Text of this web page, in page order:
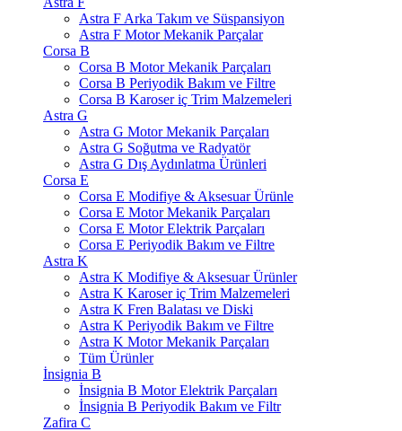
Astra F Arka Takım ve Süspansiyon
Astra F Motor Mekanik Parçalar
Corsa B
Corsa B Motor Mekanik Parçaları
Corsa B Periyodik Bakım ve Filtre
Corsa B Karoser iç Trim Malzemeleri
Astra G
Astra G Motor Mekanik Parçaları
Astra G Soğutma ve Radyatör
Astra G Dış Aydınlatma Ürünleri
Corsa E
Corsa E Modifiye & Aksesuar Ürünle
Corsa E Motor Mekanik Parçaları
Corsa E Motor Elektrik Parçaları
Corsa E Periyodik Bakım ve Filtre
Astra K
Astra K Modifiye & Aksesuar Ürünler
Astra K Karoser iç Trim Malzemeleri
Astra K Fren Balatası ve Diski
Astra K Periyodik Bakım ve Filtre
Astra K Motor Mekanik Parçaları
Tüm Ürünler
İnsignia B
İnsignia B Motor Elektrik Parçaları
İnsignia B Periyodik Bakım ve Filtr
Zafira C